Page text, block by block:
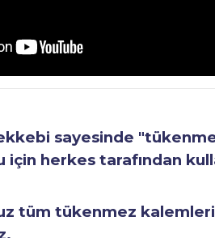
sayesinde
için herkes tarafından
tüm tükenmez